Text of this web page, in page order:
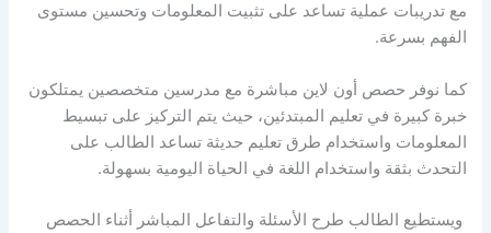
مع تدريبات عملية تساعد على تثبيت المعلومات وتحسين مستوى
الفهم بسرعة.
كما نوفر حصص أون لاين مباشرة مع مدرسين متخصصين يمتلكون
خبرة كبيرة في تعليم المبتدئين، حيث يتم التركيز على تبسيط
المعلومات واستخدام طرق تعليم حديثة تساعد الطالب على
التحدث بثقة واستخدام اللغة في الحياة اليومية بسهولة.
ويستطيع الطالب طرح الأسئلة والتفاعل المباشر أثناء الحصص